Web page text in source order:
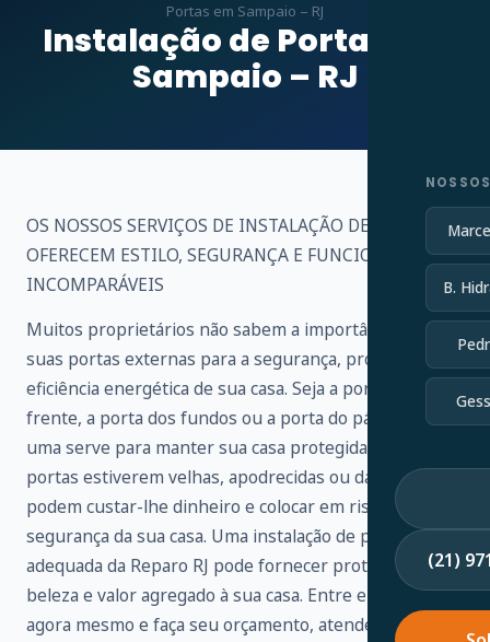
B.
(21)
Portas em Sampaio – RJ
Instalação de Portas em
Sampaio – RJ
OS NOSSOS SERVIÇOS DE INSTALAÇÃO DE PORTAS
OFERECEM ESTILO, SEGURANÇA E FUNCIONALIDADE
INCOMPARÁVEIS
Muitos proprietários não sabem a importância de
suas portas externas para a segurança, proteção e
eficiência energética de sua casa. Seja a porta da
frente, a porta dos fundos ou a porta do pátio, cada
uma serve para manter sua casa protegida. Se as suas
portas estiverem velhas, apodrecidas ou danificadas,
podem custar-lhe dinheiro e colocar em risco a
segurança da sua casa. Uma instalação de porta
adequada da Reparo RJ pode fornecer proteção,
beleza e valor agregado à sua casa. Entre em contato
agora mesmo e faça seu orçamento, atendemos em